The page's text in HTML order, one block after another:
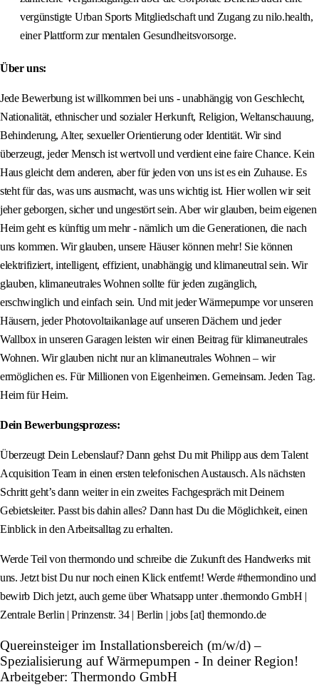
vergünstigte Urban Sports Mitgliedschaft und Zugang zu nilo.health,
einer Plattform zur mentalen Gesundheitsvorsorge.
Über uns:
Jede Bewerbung ist willkommen bei uns - unabhängig von Geschlecht,
Nationalität, ethnischer und sozialer Herkunft, Religion, Weltanschauung,
Behinderung, Alter, sexueller Orientierung oder Identität. Wir sind
überzeugt, jeder Mensch ist wertvoll und verdient eine faire Chance. Kein
Haus gleicht dem anderen, aber für jeden von uns ist es ein Zuhause. Es
steht für das, was uns ausmacht, was uns wichtig ist. Hier wollen wir seit
jeher geborgen, sicher und ungestört sein. Aber wir glauben, beim eigenen
Heim geht es künftig um mehr - nämlich um die Generationen, die nach
uns kommen. Wir glauben, unsere Häuser können mehr! Sie können
elektrifiziert, intelligent, effizient, unabhängig und klimaneutral sein. Wir
glauben, klimaneutrales Wohnen sollte für jeden zugänglich,
erschwinglich und einfach sein. Und mit jeder Wärmepumpe vor unseren
Häusern, jeder Photovoltaikanlage auf unseren Dächern und jeder
Wallbox in unseren Garagen leisten wir einen Beitrag für klimaneutrales
Wohnen. Wir glauben nicht nur an klimaneutrales Wohnen – wir
ermöglichen es. Für Millionen von Eigenheimen. Gemeinsam. Jeden Tag.
Heim für Heim.
Dein Bewerbungsprozess:
Überzeugt Dein Lebenslauf? Dann gehst Du mit Philipp aus dem Talent
Acquisition Team in einen ersten telefonischen Austausch. Als nächsten
Schritt geht’s dann weiter in ein zweites Fachgespräch mit Deinem
Gebietsleiter. Passt bis dahin alles? Dann hast Du die Möglichkeit, einen
Einblick in den Arbeitsalltag zu erhalten.
Werde Teil von thermondo und schreibe die Zukunft des Handwerks mit
uns. Jetzt bist Du nur noch einen Klick entfernt! Werde #thermondino und
bewirb Dich jetzt, auch gerne über Whatsapp unter .thermondo GmbH |
Zentrale Berlin | Prinzenstr. 34 | Berlin | jobs [at] thermondo.de
Quereinsteiger im Installationsbereich (m/w/d) –
Spezialisierung auf Wärmepumpen - In deiner Region!
Arbeitgeber: Thermondo GmbH